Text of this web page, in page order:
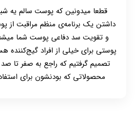
قطعا میدونین که پوست سالم یه
داشتن یک برنامه‌ی منظم مراقبت از
و تقویت سد دفاعی پوست شما
پوستی برای خیلی از افراد
تصمیم گرفتیم که راجع به صفر تا
محصولاتی که بودنشون برای